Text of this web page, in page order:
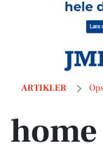
ARTIKLER
home